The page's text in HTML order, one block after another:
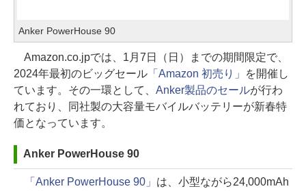
Anker PowerHouse 90
Amazon.co.jpでは、1月7日（日）までの期間限定で、
2024年最初のビッグセール「Amazon 初売り」
を開催し
ています。その一環として、 Anker製品のセールが行わ
れており、同社製の大容量モバイルバッテリーが新春特
価となっています。
Anker PowerHouse 90
「Anker PowerHouse 90」 は、小型ながら24,000mAh